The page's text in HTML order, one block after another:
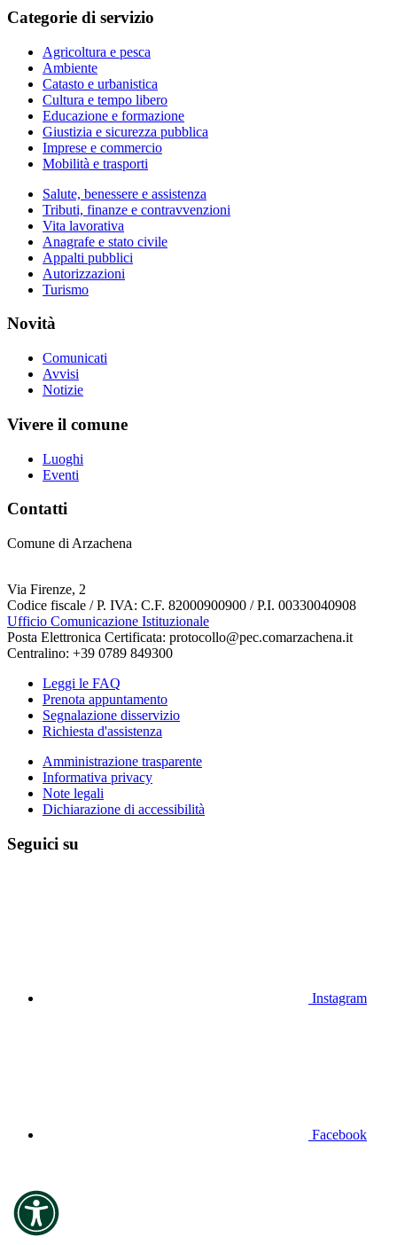
Categorie di servizio
Agricoltura e pesca
Ambiente
Catasto e urbanistica
Cultura e tempo libero
Educazione e formazione
Giustizia e sicurezza pubblica
Imprese e commercio
Mobilità e trasporti
Salute, benessere e assistenza
Tributi, finanze e contravvenzioni
Vita lavorativa
Anagrafe e stato civile
Appalti pubblici
Autorizzazioni
Turismo
Novità
Comunicati
Avvisi
Notizie
Vivere il comune
Luoghi
Eventi
Contatti
Comune di Arzachena
Via Firenze, 2
Codice fiscale / P. IVA: C.F. 82000900900 / P.I. 00330040908
Ufficio Comunicazione Istituzionale
Posta Elettronica Certificata: protocollo@pec.comarzachena.it
Centralino: +39 0789 849300
Leggi le FAQ
Prenota appuntamento
Segnalazione disservizio
Richiesta d'assistenza
Amministrazione trasparente
Informativa privacy
Note legali
Dichiarazione di accessibilità
Seguici su
Instagram
Facebook